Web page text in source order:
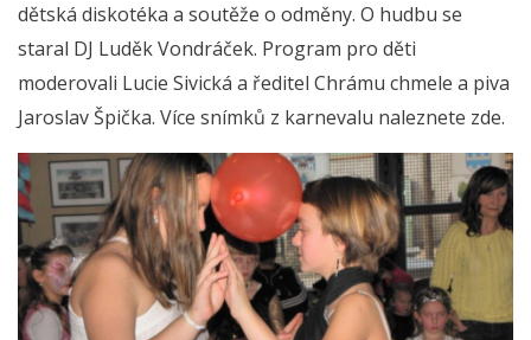
dětská diskotéka a soutěže o odměny. O hudbu se
staral DJ Luděk Vondráček. Program pro děti
moderovali Lucie Sivická a ředitel Chrámu chmele a piva
Jaroslav Špička. Více snímků z karnevalu naleznete zde.